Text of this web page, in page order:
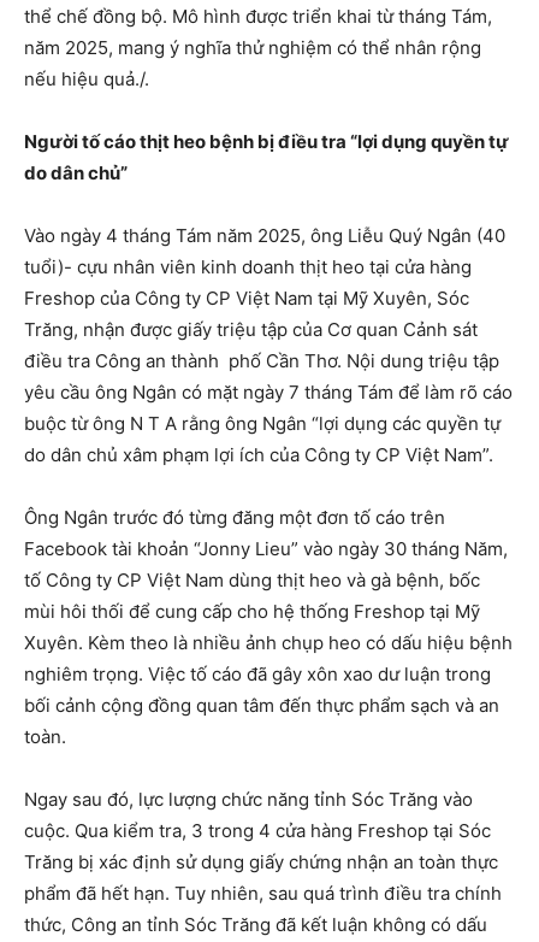
thể chế đồng bộ. Mô hình được triển khai từ tháng Tám,
năm 2025, mang ý nghĩa thử nghiệm có thể nhân rộng
nếu hiệu quả./.
Người tố cáo thịt heo bệnh bị điều tra “lợi dụng quyền tự
do dân chủ”
Vào ngày 4 tháng Tám năm 2025, ông Liễu Quý Ngân (40
tuổi)- cựu nhân viên kinh doanh thịt heo tại cửa hàng
Freshop của Công ty CP Việt Nam tại Mỹ Xuyên, Sóc
Trăng, nhận được giấy triệu tập của Cơ quan Cảnh sát
điều tra Công an thành phố Cần Thơ. Nội dung triệu tập
yêu cầu ông Ngân có mặt ngày 7 tháng Tám để làm rõ cáo
buộc từ ông N T A rằng ông Ngân “lợi dụng các quyền tự
do dân chủ xâm phạm lợi ích của Công ty CP Việt Nam”.
Ông Ngân trước đó từng đăng một đơn tố cáo trên
Facebook tài khoản “Jonny Lieu” vào ngày 30 tháng Năm,
tố Công ty CP Việt Nam dùng thịt heo và gà bệnh, bốc
mùi hôi thối để cung cấp cho hệ thống Freshop tại Mỹ
Xuyên. Kèm theo là nhiều ảnh chụp heo có dấu hiệu bệnh
nghiêm trọng. Việc tố cáo đã gây xôn xao dư luận trong
bối cảnh cộng đồng quan tâm đến thực phẩm sạch và an
toàn.
Ngay sau đó, lực lượng chức năng tỉnh Sóc Trăng vào
cuộc. Qua kiểm tra, 3 trong 4 cửa hàng Freshop tại Sóc
Trăng bị xác định sử dụng giấy chứng nhận an toàn thực
phẩm đã hết hạn. Tuy nhiên, sau quá trình điều tra chính
thức, Công an tỉnh Sóc Trăng đã kết luận không có dấu